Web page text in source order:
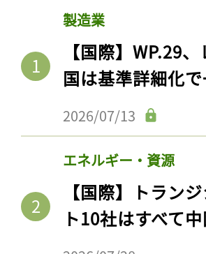
製造業
【国際】WP.29
国は基準詳細化
2026/07/13
エネルギー・資源
【国際】トラン
ト10社はすべて